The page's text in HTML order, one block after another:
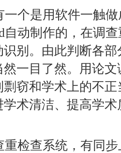
一个是用软件一触
自动制作的，在调
识别。由此判断各
一目了然。用论
窃和学术上的不
术清洁、提高学
重检查系统，有同